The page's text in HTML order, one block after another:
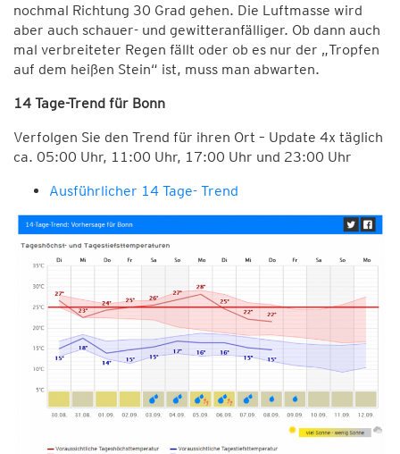
nochmal Richtung 30 Grad gehen. Die Luftmasse wird
aber auch schauer- und gewitteranfälliger. Ob dann auch
mal verbreiteter Regen fällt oder ob es nur der „Tropfen
auf dem heißen Stein“ ist, muss man abwarten.
14 Tage-Trend für Bonn
Verfolgen Sie den Trend für ihren Ort – Update 4x täglich
ca. 05:00 Uhr, 11:00 Uhr, 17:00 Uhr und 23:00 Uhr
Ausführlicher 14 Tage- Trend